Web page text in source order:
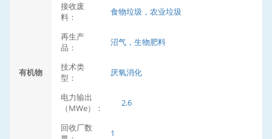
有机物
接收废
料：
食物垃圾，农业垃圾
再生产
品：
沼气，生物肥料
技术类
型：
厌氧消化
电力输出
（MWe）：
2.6
回收厂数
1